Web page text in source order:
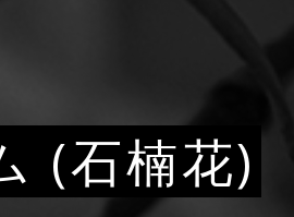
(石楠花)